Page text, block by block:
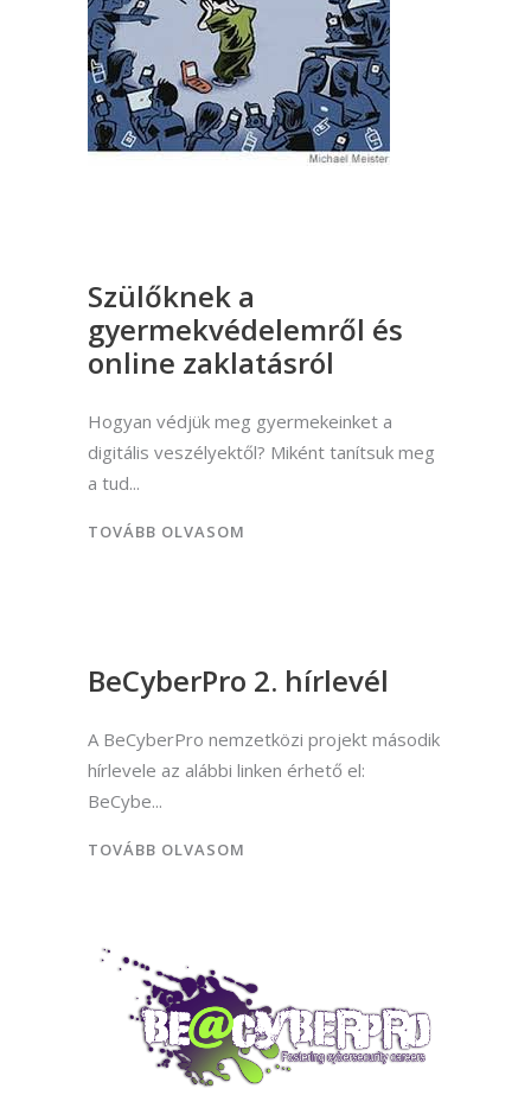
Szülőknek a
gyermekvédelemről és
online zaklatásról
Hogyan védjük meg gyermekeinket a
digitális veszélyektől? Miként tanítsuk meg
a tud
TOVÁBB OLVASOM
BeCyberPro 2. hírlevél
A BeCyberPro nemzetközi projekt második
hírlevele az alábbi linken érhető el:
BeCybe
TOVÁBB OLVASOM